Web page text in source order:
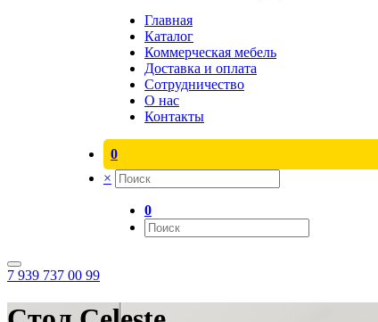
Главная
Каталог
Коммерческая мебель
Доставка и оплата
Сотрудничество
О нас
Контакты
0
×
0
7 939 737 00 99